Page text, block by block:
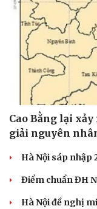
Cao Bằng lại
giải nguyên
Hà Nội sáp nhập
Điểm chuẩn ĐH
Hà Nội đề nghị